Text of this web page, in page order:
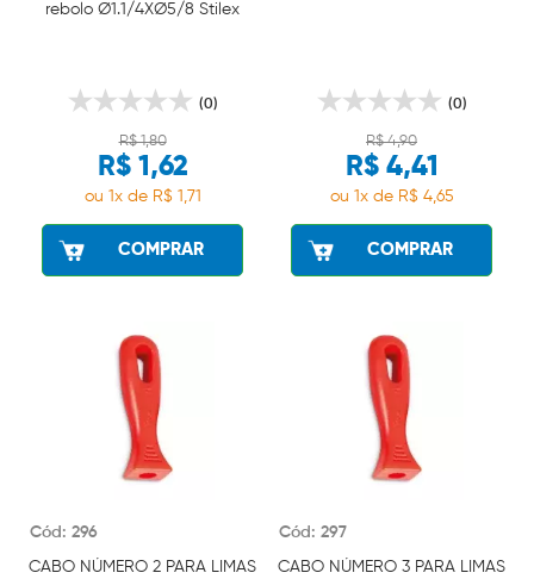
rebolo Ø1.1/4XØ5/8 Stilex
(0)
R$ 1,80
R$ 1,62
ou 1x de R$ 1,71
COMPRAR
(0)
R$ 4,90
R$ 4,41
ou 1x de R$ 4,65
COMPRAR
Cód: 296
CABO NÚMERO 2 PARA LIMAS
Cód: 297
CABO NÚMERO 3 PARA LIMAS